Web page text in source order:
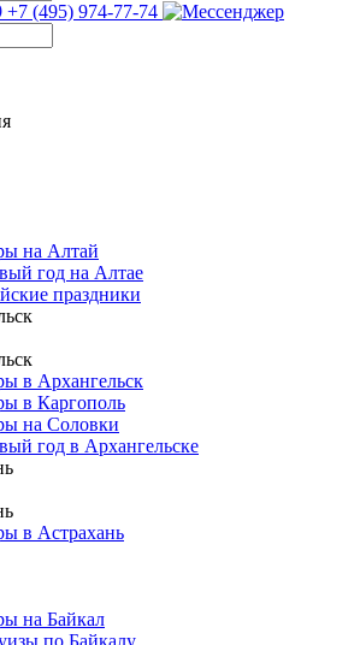
+7 (495) 974-77-74
на Алтай
год на Алтае
праздники
в Архангельск
в Каргополь
на Соловки
год в Архангельске
в Астрахань
на Байкал
по Байкалу